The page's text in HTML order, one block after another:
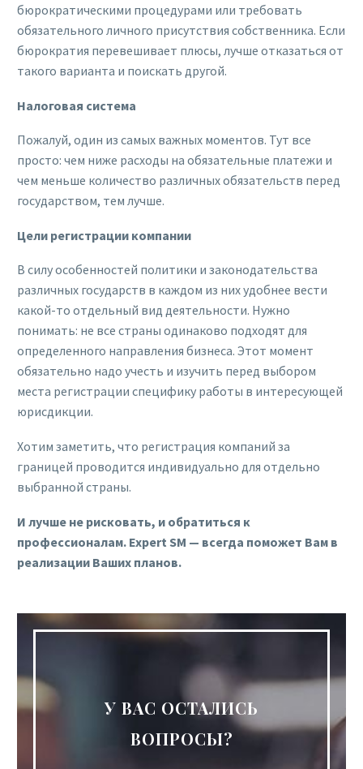
бюрократическими процедурами или требовать
обязательного личного присутствия собственника. Если
бюрократия перевешивает плюсы, лучше отказаться от
такого варианта и поискать другой.
Налоговая система
Пожалуй, один из самых важных моментов. Тут все
просто: чем ниже расходы на обязательные платежи и
чем меньше количество различных обязательств перед
государством, тем лучше.
Цели регистрации компании
В силу особенностей политики и законодательства
различных государств в каждом из них удобнее вести
какой-то отдельный вид деятельности. Нужно
понимать: не все страны одинаково подходят для
определенного направления бизнеса. Этот момент
обязательно надо учесть и изучить перед выбором
места регистрации специфику работы в интересующей
юрисдикции.
Хотим заметить, что регистрация компаний за
границей проводится индивидуально для отдельно
выбранной страны.
И лучше не рисковать, и обратиться к
профессионалам. Expert SM — всегда поможет Вам в
реализации Ваших планов.
У ВАС ОСТАЛИСЬ
ВОПРОСЫ?